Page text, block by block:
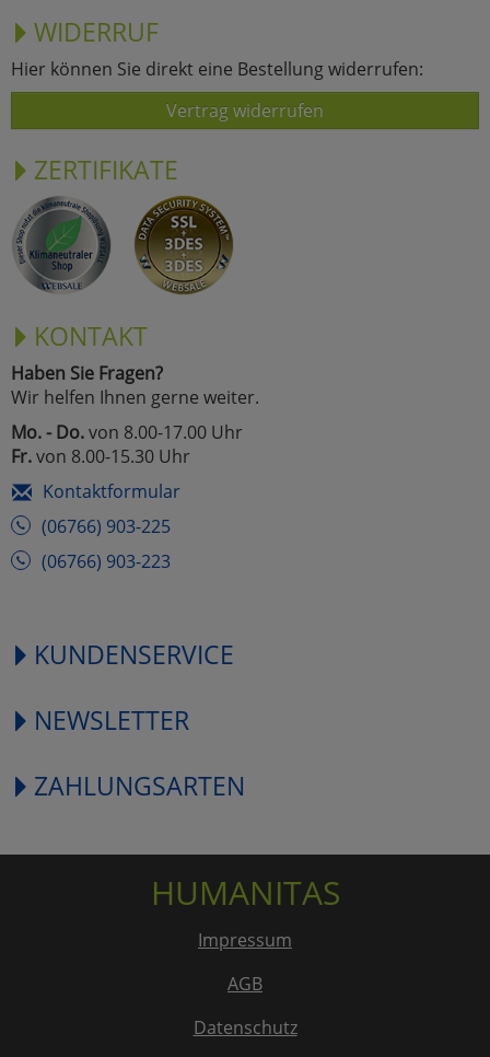
WIDERRUF
Hier können Sie direkt eine Bestellung widerrufen:
Vertrag widerrufen
ZERTIFIKATE
KONTAKT
Haben Sie Fragen?
Wir helfen Ihnen gerne weiter.
Mo. - Do.von 8.00-17.00 Uhr
Fr.von 8.00-15.30 Uhr
Kontaktformular
(06766) 903-225
(06766) 903-223
KUNDENSERVICE
NEWSLETTER
ZAHLUNGSARTEN
HUMANITAS
Impressum
AGB
Datenschutz